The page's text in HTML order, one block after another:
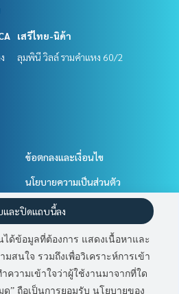
คนกำลังดูประกาศนี้
เสรีไทย-นิด้า
ลุมพินี วิลล์ รามคำแหง 60/2
ข้อตกลงและเงื่อนไข
นโยบายความเป็นส่วนตัว
เกี่ยวกับเรา
วิธีการฝากขาย-เช่า
ติดต่อ
ได้ข้อมูลที่ต้องการ แสดงเนื้อหาและ
สนใจ รวมถึงเพื่อวิเคราะห์การเข้า
ความเข้าใจว่าผู้ใช้งานมาจากที่ใด
” ถือเป็นการยอมรับ นโยบายของ
และปิดแถบนี้ลง